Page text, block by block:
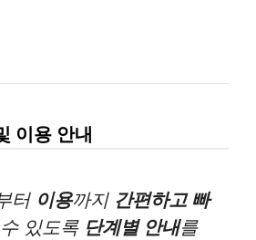
이용 안내
터 이용까지 간편하고 빠
있도록 단계별 안내를